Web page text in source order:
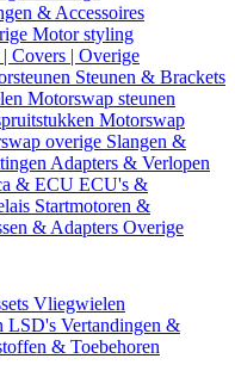
& Accessoires
Motor styling
Covers | Overige
Steunen & Brackets
Motorswap steunen
Motorswap
overige Slangen &
Adapters & Verlopen
& ECU ECU's &
Startmotoren &
& Adapters Overige
Vliegwielen
LSD's Vertandingen &
& Toebehoren